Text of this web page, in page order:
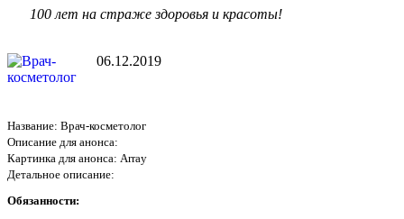
100 лет на страже здоровья и красоты!
06.12.2019
Название: Врач-косметолог
Описание для анонса:
Картинка для анонса: Array
Детальное описание:
Обязанности: